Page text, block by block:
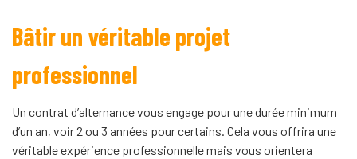
Bâtir un véritable projet
professionnel
Un contrat d’alternance vous engage pour une durée minimum
d’un an, voir 2 ou 3 années pour certains. Cela vous offrira une
véritable expérience professionnelle mais vous orientera